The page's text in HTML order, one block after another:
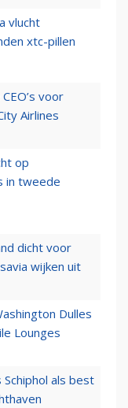
vlucht
xtc-pillen
voor
Airlines
op
in tweede
dicht voor
wijken uit
Dulles
Lounges
als best